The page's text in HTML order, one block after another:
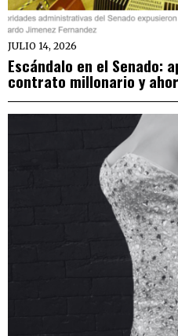
JULIO 14, 2026
Escándalo en el Senado:
contrato millonario y